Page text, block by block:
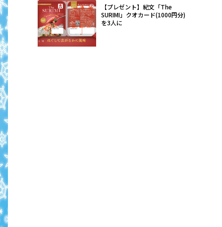
【プレゼント】紀文「The
SURIMI」クオカード(1000円分)
を3人に